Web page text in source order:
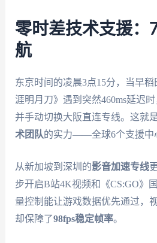
零时差技术支援：
航
东京时间的凌晨3点15分，当早
涯明月刀》遇到突然460ms延迟
并手动切换大阪直连专线。这就
术团队的实力——全球6个支援中
从新加坡到深圳的影音加速专线
步开启B站4K视频和《CS:GO》
量控制能让游戏数据优先通过，
却保障了98fps稳定帧率。